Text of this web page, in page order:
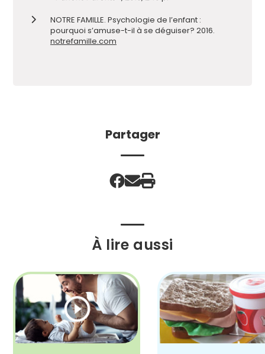
NOTRE FAMILLE. Psychologie de l’enfant :
pourquoi s’amuse-t-il à se déguiser? 2016.
notrefamille.com
Partager
À lire aussi